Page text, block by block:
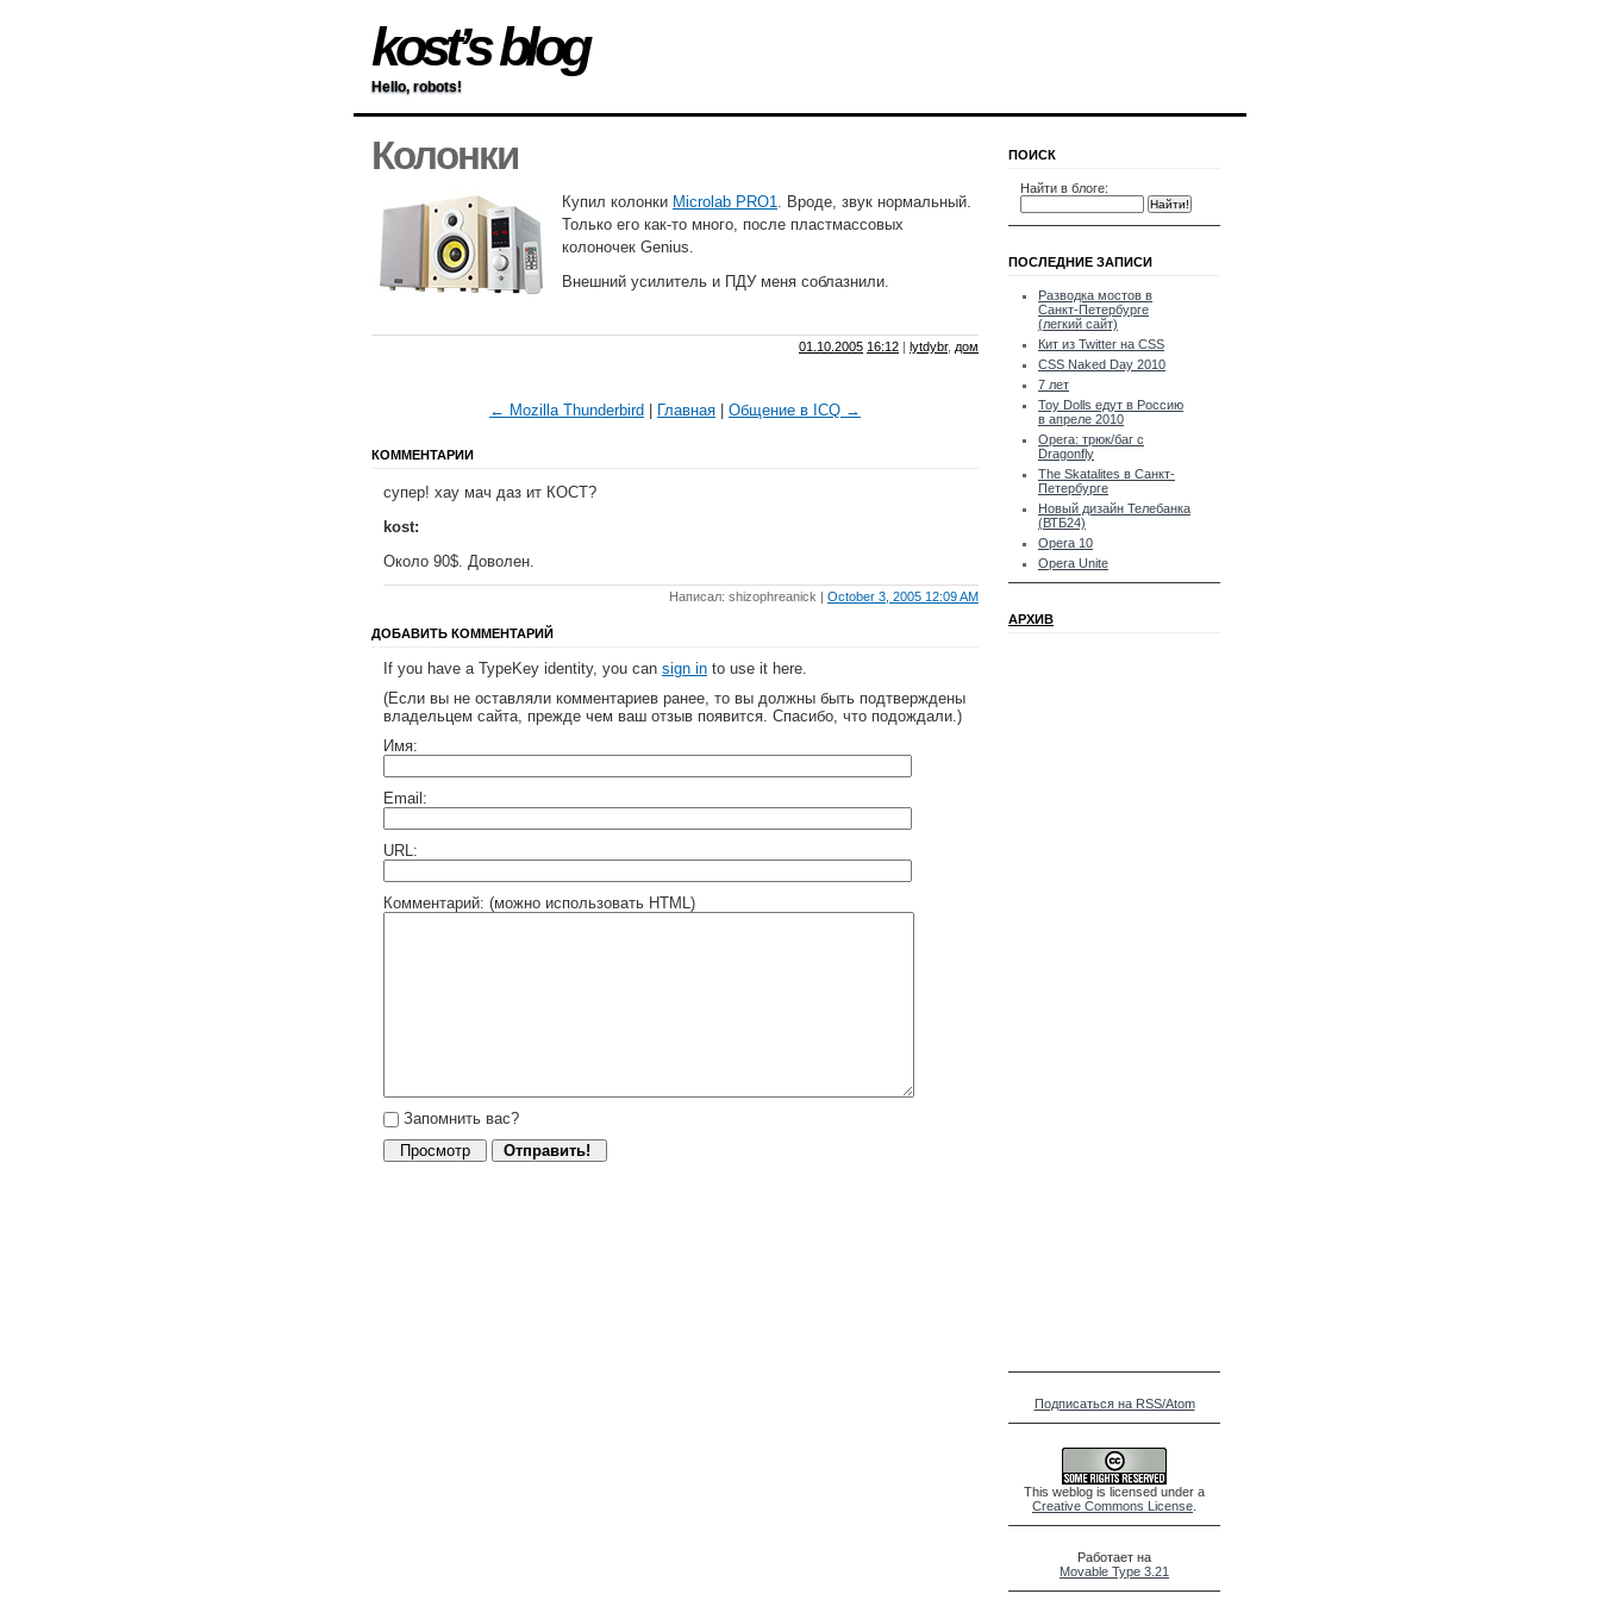
kost’s blog
Hello, robots!
Колонки
Купил колонки Microlab PRO1. Вроде, звук нормальный.
Только его как-то много, после пластмассовых
колоночек Genius.
Внешний усилитель и ПДУ меня соблазнили.
01.10.2005 16:12 | lytdybr, дом
← Mozilla Thunderbird Главная Общение в ICQ →
КОММЕНТАРИИ
супер! хау мач даз ит КОСТ?
kost:
Около 90$. Доволен.
Написал: shizophreanick | October 3, 2005 12:09 AM
ДОБАВИТЬ КОММЕНТАРИЙ
If you have a TypeKey identity, you can sign in to use it here.
(Если вы не оставляли комментариев ранее, то вы должны быть подтверждены
владельцем сайта, прежде чем ваш отзыв появится. Спасибо, что подождали.)
Имя:
Email:
URL:
Комментарий: (можно использовать HTML)
Запомнить вас?
ПОИСК
Найти в блоге:
ПОСЛЕДНИЕ ЗАПИСИ
Разводка мостов в
Санкт-Петербурге
(легкий сайт)
Кит из Twitter на CSS
CSS Naked Day 2010
7 лет
Toy Dolls едут в Россию
в апреле 2010
Opera: трюк/баг с
Dragonfly
The Skatalites в Санкт-
Петербурге
Новый дизайн Телебанка
(ВТБ24)
Opera 10
Opera Unite
АРХИВ
Подписаться на RSS/Atom
This weblog is licensed under a
Creative Commons License
Работает на
Movable Type 3.21